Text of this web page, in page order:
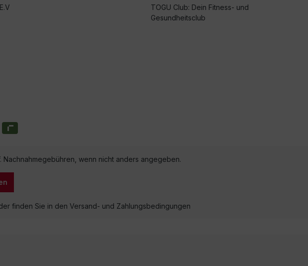
TOGU Club: Dein Fitness- und
Gesundheitsclub
Nachnahmegebühren, wenn nicht anders angegeben.
finden Sie in den Versand- und Zahlungsbedingungen